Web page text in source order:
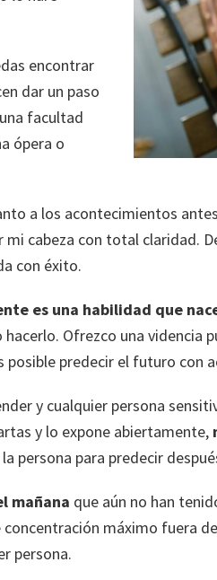
encontrar
dar un paso
facultad
ópera o
a los acontecimientos
mi cabeza con total claridad.
con éxito.
es una habilidad que
Ofrezco una videncia
posible predecir el futuro con
y cualquier persona
y lo expone abiertamente,
persona para predecir
mañana que aún no han
máximo fuera
persona.